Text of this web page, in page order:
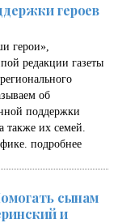
героев
герои»,
редакции газеты
об
поддержки
также их семей.
подробнее
сынам
и